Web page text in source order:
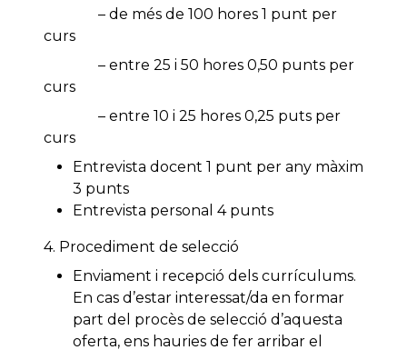
– de més de 100 hores 1 punt per
curs
– entre 25 i 50 hores 0,50 punts per
curs
– entre 10 i 25 hores 0,25 puts per
curs
Entrevista docent 1 punt per any màxim
3 punts
Entrevista personal 4 punts
4. Procediment de selecció
Enviament i recepció dels currículums.
En cas d’estar interessat/da en formar
part del procès de selecció d’aquesta
oferta, ens hauries de fer arribar el